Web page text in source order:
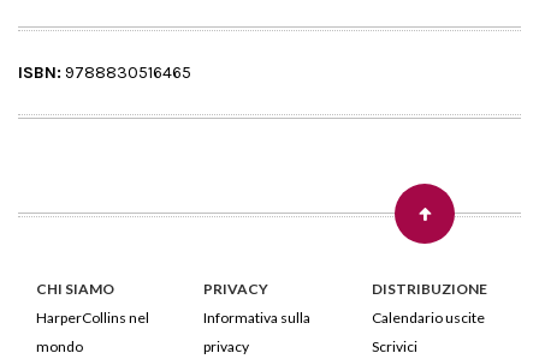
ISBN: 9788830516465
CHI SIAMO
HarperCollins nel
mondo
PRIVACY
Informativa sulla
privacy
DISTRIBUZIONE
Calendario uscite
Scrivici